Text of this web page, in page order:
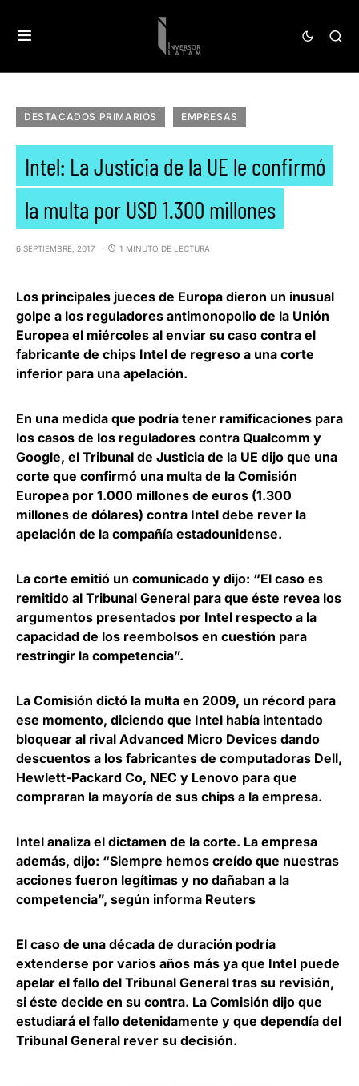
DESTACADOS PRIMARIOS EMPRESAS
Intel: La Justicia de la UE le confirmó
la multa por USD 1.300 millones
6 SEPTIEMBRE, 2017 1 MINUTO DE LECTURA
Los principales jueces de Europa dieron un inusual
golpe a los reguladores antimonopolio de la Unión
Europea el miércoles al enviar su caso contra el
fabricante de chips Intel de regreso a una corte
inferior para una apelación.
En una medida que podría tener ramificaciones para
los casos de los reguladores contra Qualcomm y
Google, el Tribunal de Justicia de la UE dijo que una
corte que confirmó una multa de la Comisión
Europea por 1.000 millones de euros (1.300
millones de dólares) contra Intel debe rever la
apelación de la compañía estadounidense.
La corte emitió un comunicado y dijo: “El caso es
remitido al Tribunal General para que éste revea los
argumentos presentados por Intel respecto a la
capacidad de los reembolsos en cuestión para
restringir la competencia”.
La Comisión dictó la multa en 2009, un récord para
ese momento, diciendo que Intel había intentado
bloquear al rival Advanced Micro Devices dando
descuentos a los fabricantes de computadoras Dell,
Hewlett-Packard Co, NEC y Lenovo para que
compraran la mayoría de sus chips a la empresa.
Intel analiza el dictamen de la corte. La empresa
además, dijo: “Siempre hemos creído que nuestras
acciones fueron legítimas y no dañaban a la
competencia”, según informa Reuters
El caso de una década de duración podría
extenderse por varios años más ya que Intel puede
apelar el fallo del Tribunal General tras su revisión,
si éste decide en su contra. La Comisión dijo que
estudiará el fallo detenidamente y que dependía del
Tribunal General rever su decisión.